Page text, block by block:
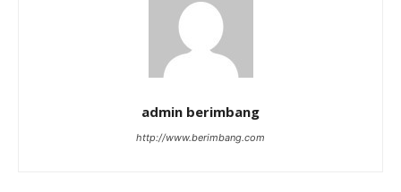
admin berimbang
http://www.berimbang.com